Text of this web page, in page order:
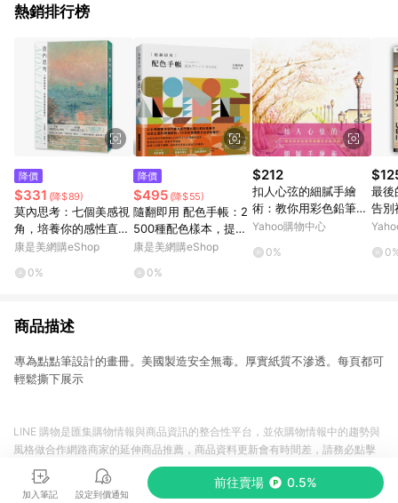
熱銷排行榜
降價
$331 (降$89)
莫內思考：七個美感視
角，培養你的感性直覺
力
康是美網購eShop
0%
降價
$495 (降$55)
隨翻即用 配色手帳：2
500種配色樣本，提昇
配色品味，12刷大熱賣
康是美網購eShop
0%
$212
扣人心弦的細膩手繪
術：教你用彩色鉛筆刻
劃美好的事物[二手書_
Yahoo購物中心
0%
最後
告別
商品描述
專為點點筆設計的畫冊。美國製造安全無毒。厚實紙質不滲透。每頁都可
輕鬆撕下展示
加入筆記 設定到價通知
前往賣場 0.5%
LINE 購物是匯集購物情報與商品資訊的整合性平台，並依購物情報中的趨勢與
風格做合作網路商家的延伸商品推薦，商品資料更新會有時間差，請務必點擊
商品至各合作網路商家，確認現售價與購物條件，一切資訊以合作廠商網頁為
準。